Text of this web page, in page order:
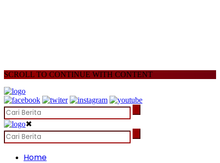
SCROLL TO CONTINUE WITH CONTENT
✖
Home